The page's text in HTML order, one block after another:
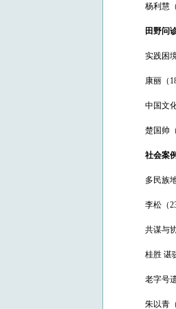
杨利慧
田野问
实践困
康丽（
中国文
楚国帅
社会案例
多民族
李松（
共谋与
桂胜 谌
老字号
朱以青